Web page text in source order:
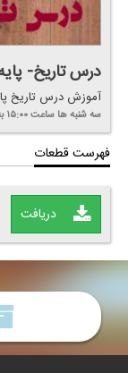
درس تاریخ-
آموزش درس تاریخ
سه شنبه ها ساعت ۱۵:۰۰
فهرست قطعات
دریافت